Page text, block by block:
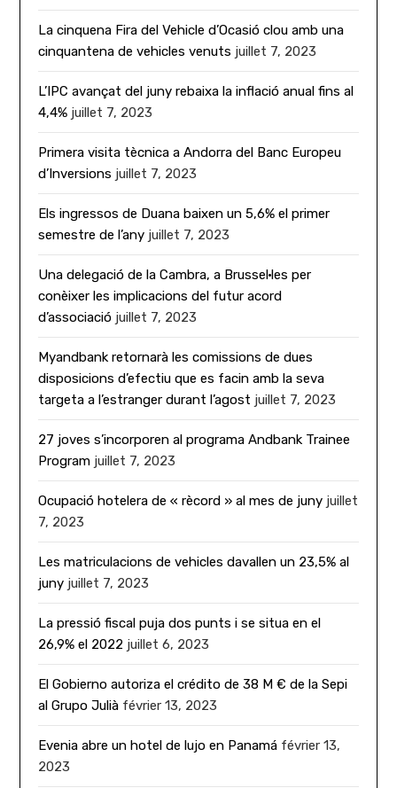
La cinquena Fira del Vehicle d’Ocasió clou amb una
cinquantena de vehicles venuts juillet 7, 2023
L’IPC avançat del juny rebaixa la inflació anual fins al
4,4% juillet 7, 2023
Primera visita tècnica a Andorra del Banc Europeu
d’Inversions juillet 7, 2023
Els ingressos de Duana baixen un 5,6% el primer
semestre de l’any juillet 7, 2023
Una delegació de la Cambra, a Brussel·les per
conèixer les implicacions del futur acord
d’associació juillet 7, 2023
Myandbank retornarà les comissions de dues
disposicions d’efectiu que es facin amb la seva
targeta a l’estranger durant l’agost juillet 7, 2023
27 joves s’incorporen al programa Andbank Trainee
Program juillet 7, 2023
Ocupació hotelera de « rècord » al mes de juny juillet
7, 2023
Les matriculacions de vehicles davallen un 23,5% al
juny juillet 7, 2023
La pressió fiscal puja dos punts i se situa en el
26,9% el 2022 juillet 6, 2023
El Gobierno autoriza el crédito de 38 M € de la Sepi
al Grupo Julià février 13, 2023
Evenia abre un hotel de lujo en Panamá février 13,
2023